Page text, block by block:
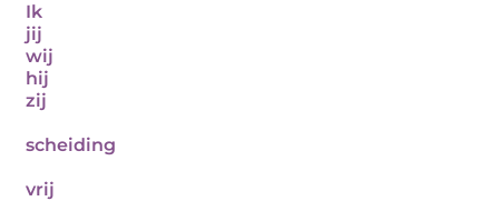
Ik
jij
wij
hij
zij
scheiding
vrij